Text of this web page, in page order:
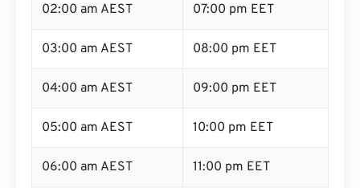
02:00 am AEST 07:00 pm EET
03:00 am AEST 08:00 pm EET
04:00 am AEST 09:00 pm EET
05:00 am AEST 10:00 pm EET
06:00 am AEST 11:00 pm EET